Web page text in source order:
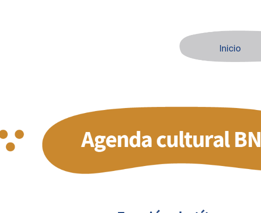
Inicio